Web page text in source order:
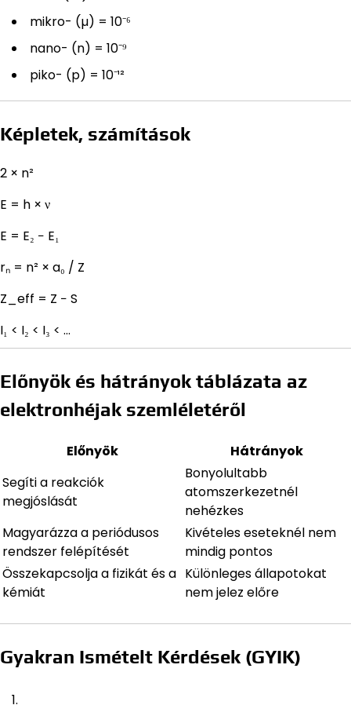
mikro- (µ) = 10⁻⁶
nano- (n) = 10⁻⁹
piko- (p) = 10⁻¹²
Képletek, számítások
2 × n²
E = h × ν
E = E₂ − E₁
rₙ = n² × a₀ / Z
Z_eff = Z − S
I₁ < I₂ < I₃ < …
Előnyök és hátrányok táblázata az
elektronhéjak szemléletéről
Előnyök
Hátrányok
Segíti a reakciók
megjóslását
Bonyolultabb
atomszerkezetnél
nehézkes
Magyarázza a periódusos
rendszer felépítését
Kivételes eseteknél nem
mindig pontos
Összekapcsolja a fizikát és a
kémiát
Különleges állapotokat
nem jelez előre
Gyakran Ismételt Kérdések (GYIK)